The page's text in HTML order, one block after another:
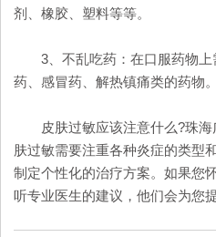
剂、橡胶、塑料等等。
3、不乱吃药：在口服药物上
药、感冒药、解热镇痛类的药物。
皮肤过敏应该注意什么?珠海
肤过敏需要注重各种炎症的类型
制定个性化的治疗方案。如果您
听专业医生的建议，他们会为您